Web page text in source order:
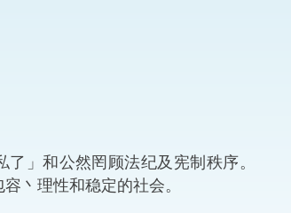
2025
」和公然罔顾法纪及宪制秩序。
丶理性和稳定的社会。